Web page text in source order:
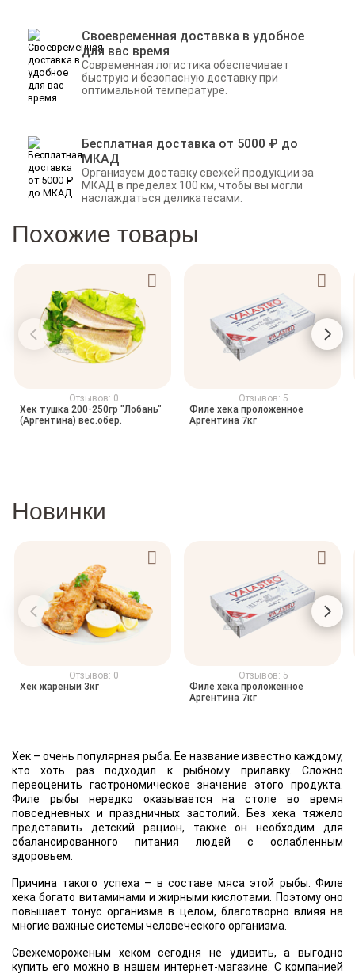
Своевременная доставка в удобное
для вас время
Современная логистика обеспечивает
быструю и безопасную доставку при
оптимальной температуре.
Бесплатная доставка от 5000 ₽ до
МКАД
Организуем доставку свежей продукции за
МКАД в пределах 100 км, чтобы вы могли
наслаждаться деликатесами.
Похожие товары
Отзывов: 0
Хек тушка 200-250гр "Лобань"
(Аргентина) вес.обер.
Отзывов: 5
Филе хека проложенное
Аргентина 7кг
Новинки
Отзывов: 0
Хек жареный 3кг
Отзывов: 5
Филе хека проложенное
Аргентина 7кг
Хек – очень популярная рыба. Ее название известно каждому,
кто хоть раз подходил к рыбному прилавку. Сложно
переоценить гастрономическое значение этого продукта.
Филе рыбы нередко оказывается на столе во время
повседневных и праздничных застолий. Без хека тяжело
представить детский рацион, также он необходим для
сбалансированного питания людей с ослабленным
здоровьем.
Причина такого успеха – в составе мяса этой рыбы. Филе
хека богато витаминами и жирными кислотами. Поэтому оно
повышает тонус организма в целом, благотворно влияя на
многие важные системы человеческого организма.
Свежемороженым хеком сегодня не удивить, а выгодно
купить его можно в нашем интернет-магазине. С компанией